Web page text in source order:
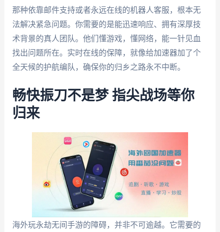
那种依靠邮件支持或者永远在线的机器人客服，根本无
法解决紧急问题。你需要的是能迅速响应、拥有深厚技
术背景的真人团队。他们懂游戏，懂网络，能一针见血
找出问题所在。实时在线的保障，就像给加速器加了个
全天候的护航编队，确保你的归乡之路永不中断。
畅快振刀不是梦 指尖战场等你
归来
海外玩永劫无间手游的障碍，并非不可逾越。它需要的